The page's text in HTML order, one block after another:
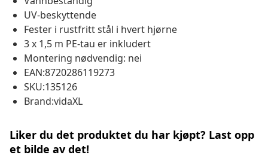
UV-beskyttende
Fester i rustfritt stål i hvert hjørne
3 x 1,5 m PE-tau er inkludert
Montering nødvendig: nei
EAN:8720286119273
SKU:135126
Brand:vidaXL
Liker du det produktet du har kjøpt? Last opp
et bilde av det!